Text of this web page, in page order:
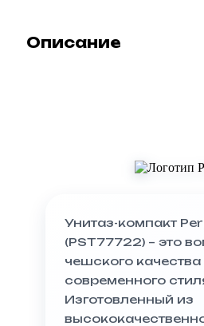
Описание
Унитаз-компакт
(PST77722) – это
чешского качества
современного
Изготовленный из